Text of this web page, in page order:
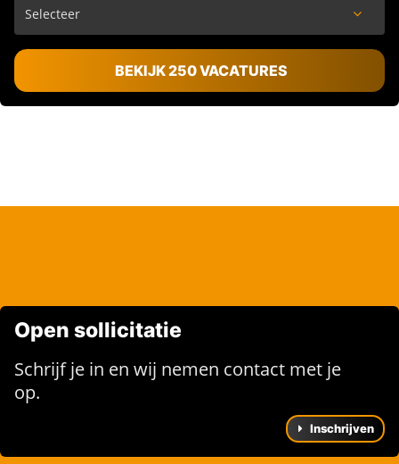
BEKIJK 250 VACATURES
Open sollicitatie
Schrijf je in en wij nemen contact met je
op.
Inschrijven